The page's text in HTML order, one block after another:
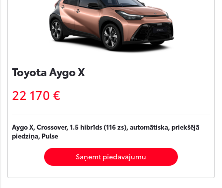
Toyota Aygo X
22 170 €
Aygo X, Crossover, 1.5 hibrīds (116 zs), automātiska, priekšējā
piedziņa, Pulse
Saņemt piedāvājumu